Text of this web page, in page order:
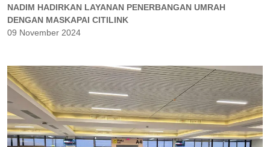
NADIM HADIRKAN LAYANAN PENERBANGAN UMRAH
DENGAN MASKAPAI CITILINK
09 November 2024